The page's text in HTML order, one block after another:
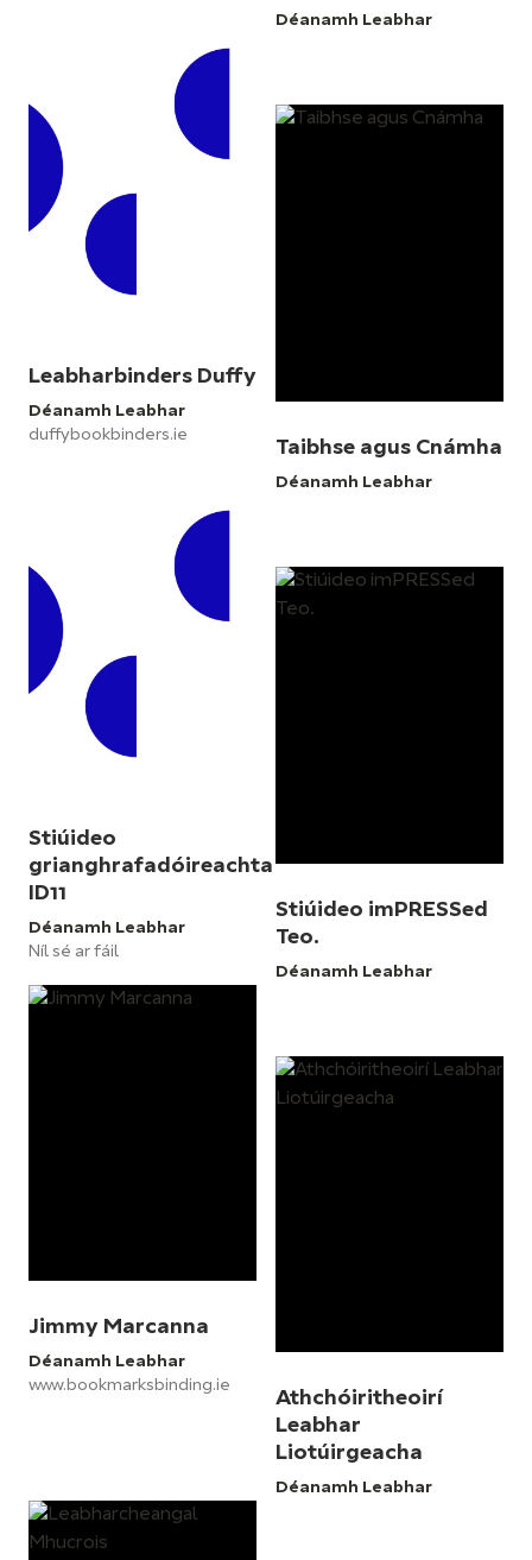
Déanamh Leabhar
Leabharbinders Duffy
Déanamh Leabhar
duffybookbinders.ie
Taibhse agus Cnámha
Déanamh Leabhar
Stiúideo
grianghrafadóireachta
ID11
Déanamh Leabhar
Níl sé ar fáil
Stiúideo imPRESSed
Teo.
Déanamh Leabhar
Jimmy Marcanna
Déanamh Leabhar
www.bookmarksbinding.ie
Athchóiritheoirí
Leabhar
Liotúirgeacha
Déanamh Leabhar